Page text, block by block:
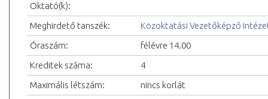
Oktató(k):
Meghirdető tanszék:
Közoktatási Vezetőképző
Óraszám:
félévre 14.00
Kreditek száma:
4
Maximális létszám:
nincs korlát